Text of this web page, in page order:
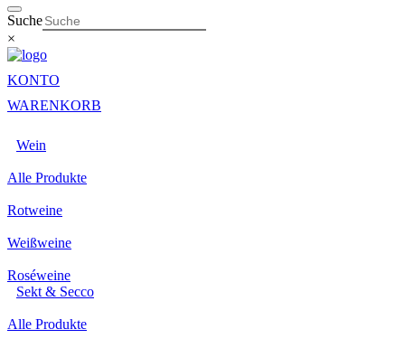
Suche
×
KONTO
WARENKORB
Wein
Alle Produkte
Rotweine
Weißweine
Roséweine
Sekt & Secco
Alle Produkte